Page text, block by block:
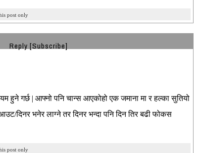
post only
Reply [Subscribe]
हुने गर्छ | आफ्नो पनि चान्स आएकोहो एक जमाना मा र हल्का सुतियो
दिनर भनेर लाग्ने तर दिनर भन्दा पनि दिन तिर बढी फोकस
post only